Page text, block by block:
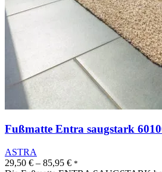
Fußmatte Entra saugstark
ASTRA
29,50 € – 85,95 € *